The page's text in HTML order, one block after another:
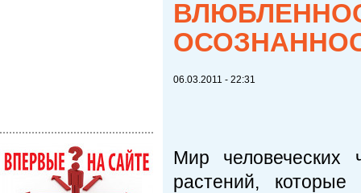
06.03.2011 - 22:31
Мир человеческих
растений,